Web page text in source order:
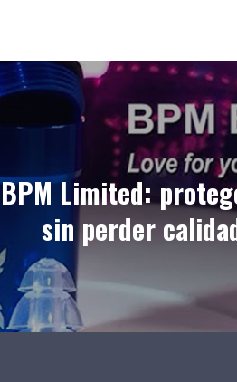
BPM Limited:
sin perder